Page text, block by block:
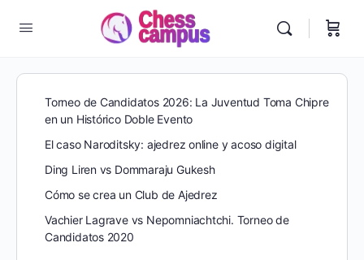
Torneo de Candidatos 2026: La Juventud Toma Chipre
en un Histórico Doble Evento
El caso Naroditsky: ajedrez online y acoso digital
Ding Liren vs Dommaraju Gukesh
Cómo se crea un Club de Ajedrez
Vachier Lagrave vs Nepomniachtchi. Torneo de
Candidatos 2020